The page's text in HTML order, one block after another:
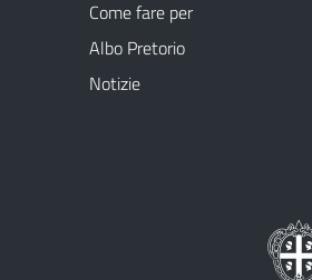
Come fare per
Albo Pretorio
Notizie